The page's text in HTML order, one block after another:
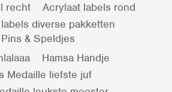
recht
Acrylaat labels rond
diverse pakketten
Pins & Speldjes
Hamsa Handje
Medaille liefste juf